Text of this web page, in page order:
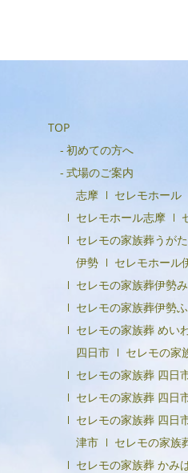
TOP
初めての方へ
式場のご案内
志摩
セレモホール
セレモホール志摩
セレモの家族葬うが
伊勢
セレモホール
セレモの家族葬伊勢
セレモの家族葬伊勢
セレモの家族葬 めい
四日市
セレモの家
セレモの家族葬 四日
セレモの家族葬 四日
セレモの家族葬 四日
津市
セレモの家族
セレモの家族葬 かみ